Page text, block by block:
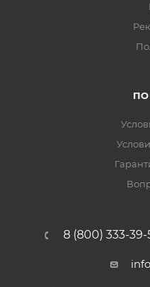
8 (800) 333-